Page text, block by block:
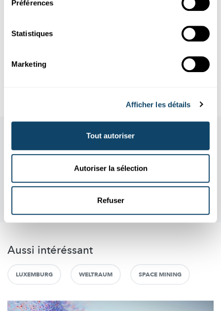
Préférences
Statistiques
Marketing
Afficher les détails
Tout autoriser
Autoriser la sélection
Refuser
Aussi intéréssant
LUXEMBURG WELTRAUM SPACE MINING